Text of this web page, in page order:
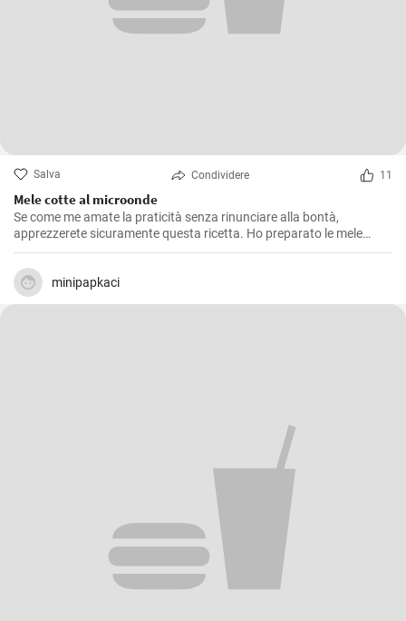
Salva Condividere 11
Mele cotte al microonde
Se come me amate la praticità senza rinunciare alla bontà,
apprezzerete sicuramente questa ricetta. Ho preparato le mele
cotte al microonde più volte, soprattutto nelle mattine d'inverno
quando il freddo si fa sentire e ho bisogno di una colazione calda e
nutriente. Questa ricetta risulta anche un'ottima soluzione per chi
vuole concedersi un dessert dolce ed equilibrato senza appesantirsi.
minipapkaci